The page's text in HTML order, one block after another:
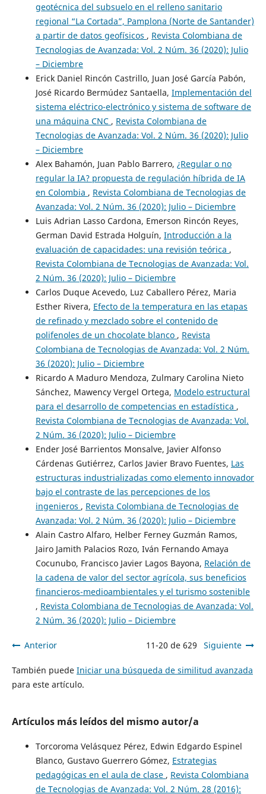
geotécnica del subsuelo en el relleno sanitario
regional “La Cortada”, Pamplona (Norte de Santander)
a partir de datos geofísicos , Revista Colombiana de
Tecnologias de Avanzada: Vol. 2 Núm. 36 (2020): Julio
– Diciembre
Erick Daniel Rincón Castrillo, Juan José García Pabón,
José Ricardo Bermúdez Santaella, Implementación del
sistema eléctrico-electrónico y sistema de software de
una máquina CNC , Revista Colombiana de
Tecnologias de Avanzada: Vol. 2 Núm. 36 (2020): Julio
– Diciembre
Alex Bahamón, Juan Pablo Barrero, ¿Regular o no
regular la IA? propuesta de regulación híbrida de IA
en Colombia , Revista Colombiana de Tecnologias de
Avanzada: Vol. 2 Núm. 36 (2020): Julio – Diciembre
Luis Adrian Lasso Cardona, Emerson Rincón Reyes,
German David Estrada Holguín, Introducción a la
evaluación de capacidades: una revisión teórica ,
Revista Colombiana de Tecnologias de Avanzada: Vol.
2 Núm. 36 (2020): Julio – Diciembre
Carlos Duque Acevedo, Luz Caballero Pérez, Maria
Esther Rivera, Efecto de la temperatura en las etapas
de refinado y mezclado sobre el contenido de
polifenoles de un chocolate blanco , Revista
Colombiana de Tecnologias de Avanzada: Vol. 2 Núm.
36 (2020): Julio – Diciembre
Ricardo A Maduro Mendoza, Zulmary Carolina Nieto
Sánchez, Mawency Vergel Ortega, Modelo estructural
para el desarrollo de competencias en estadística ,
Revista Colombiana de Tecnologias de Avanzada: Vol.
2 Núm. 36 (2020): Julio – Diciembre
Ender José Barrientos Monsalve, Javier Alfonso
Cárdenas Gutiérrez, Carlos Javier Bravo Fuentes, Las
estructuras industrializadas como elemento innovador
bajo el contraste de las percepciones de los
ingenieros , Revista Colombiana de Tecnologias de
Avanzada: Vol. 2 Núm. 36 (2020): Julio – Diciembre
Alain Castro Alfaro, Helber Ferney Guzmán Ramos,
Jairo Jamith Palacios Rozo, Iván Fernando Amaya
Cocunubo, Francisco Javier Lagos Bayona, Relación de
la cadena de valor del sector agrícola, sus beneficios
financieros-medioambientales y el turismo sostenible
, Revista Colombiana de Tecnologias de Avanzada: Vol.
2 Núm. 36 (2020): Julio – Diciembre
Anterior 11-20 de 629 Siguiente
También puede Iniciar una búsqueda de similitud avanzada
para este artículo.
Artículos más leídos del mismo autor/a
Torcoroma Velásquez Pérez, Edwin Edgardo Espinel
Blanco, Gustavo Guerrero Gómez, Estrategias
pedagógicas en el aula de clase , Revista Colombiana
de Tecnologias de Avanzada: Vol. 2 Núm. 28 (2016):